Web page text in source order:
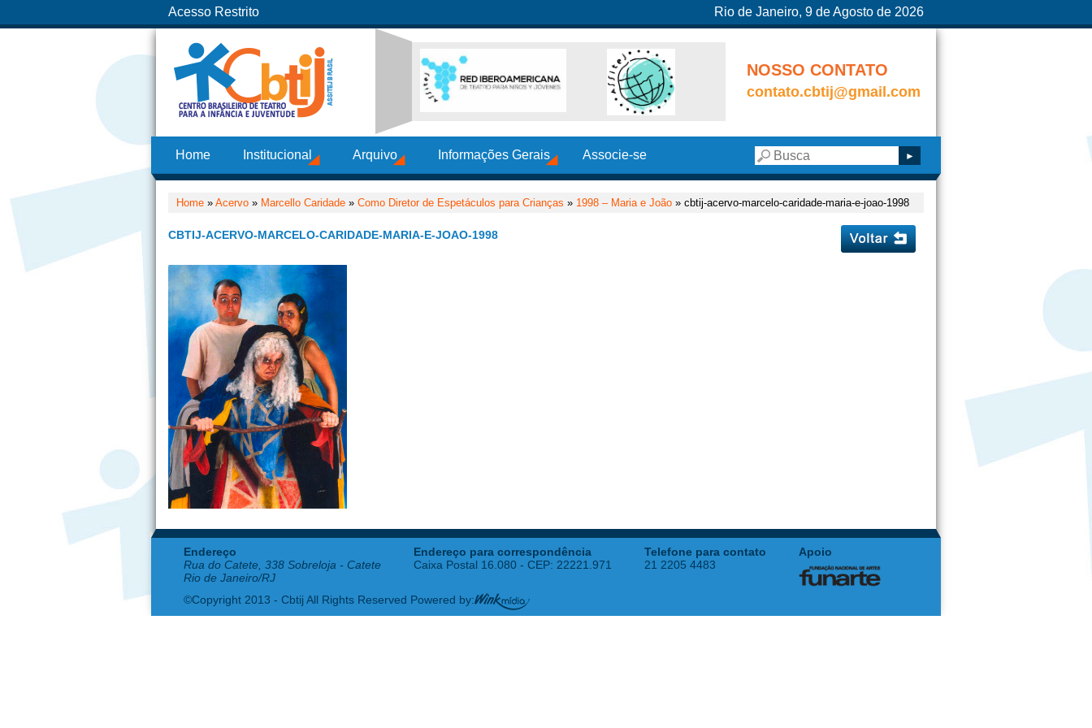
Acesso Restrito Rio de Janeiro, 9 de Agosto de 2026
NOSSO CONTATO
contato.cbtij@gmail.com
Home Institucional Arquivo Informações Gerais Associe-se
Home » Acervo » Marcello Caridade » Como Diretor de Espetáculos para Crianças » 1998 – Maria e João » cbtij-acervo-marcelo-caridade-maria-e-joao-1998
CBTIJ-ACERVO-MARCELO-CARIDADE-MARIA-E-JOAO-1998
Endereço
Rua do Catete, 338 Sobreloja - Catete
Rio de Janeiro/RJ
Endereço para correspondência
Caixa Postal 16.080 - CEP: 22221.971
Telefone para contato
21 2205 4483
Apoio
©Copyright 2013 - Cbtij All Rights Reserved Powered by: